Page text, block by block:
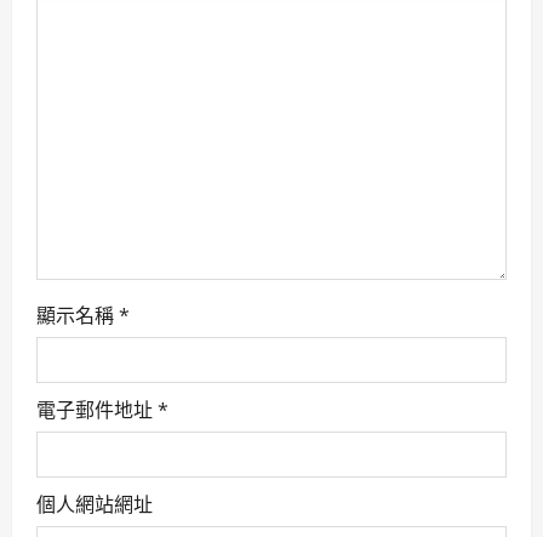
顯示名稱*
電子郵件地址*
個人網站網址